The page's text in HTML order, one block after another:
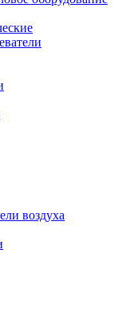
воздуха